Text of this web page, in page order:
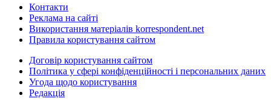
Контакти
Реклама на сайті
Використання матеріалів korrespondent.net
Правила користування сайтом
Договір користування сайтом
Політика у сфері конфіденційності і персональних даних
Угода щодо користування
Редакція